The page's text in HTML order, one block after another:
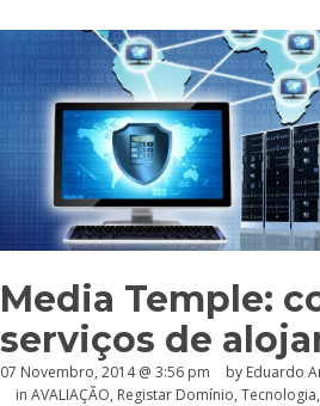
Media Temple:
serviços de
07 Novembro, 2014 @ 3:56 pm by Eduardo
in AVALIAÇÃO, Registar Domínio, Tecnologia,